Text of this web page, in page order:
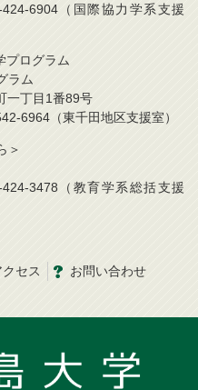
6904（国際協力学系支援
プログラム
ラム
一丁目1番89号
6964（東千田地区支援室）
＞
3478（教育学系総括支援
セス お問い合わせ